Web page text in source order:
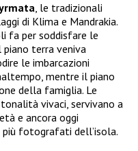
, le tradizionali
di Klima e Mandrakia.
fa per soddisfare le
piano terra veniva
le imbarcazioni
mentre il piano
della famiglia. Le
vivaci, servivano a
e ancora oggi
fotografati dell’isola.